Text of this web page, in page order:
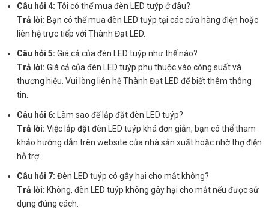
Câu hỏi 4: Tôi có thể mua đèn LED tuýp ở đâu?
Trả lời: Bạn có thể mua đèn LED tuýp tại các cửa hàng điện hoặc
liên hệ trực tiếp với Thành Đạt LED.
Câu hỏi 5: Giá cả của đèn LED tuýp như thế nào?
Trả lời: Giá cả của đèn LED tuýp phụ thuộc vào công suất và
thương hiệu. Vui lòng liên hệ Thành Đạt LED để biết thêm thông
tin.
Câu hỏi 6: Làm sao để lắp đặt đèn LED tuýp?
Trả lời: Việc lắp đặt đèn LED tuýp khá đơn giản, bạn có thể tham
khảo hướng dẫn trên website của nhà sản xuất hoặc nhờ thợ điện
hỗ trợ.
Câu hỏi 7: Đèn LED tuýp có gây hại cho mắt không?
Trả lời: Không, đèn LED tuýp không gây hại cho mắt nếu được sử
dụng đúng cách.